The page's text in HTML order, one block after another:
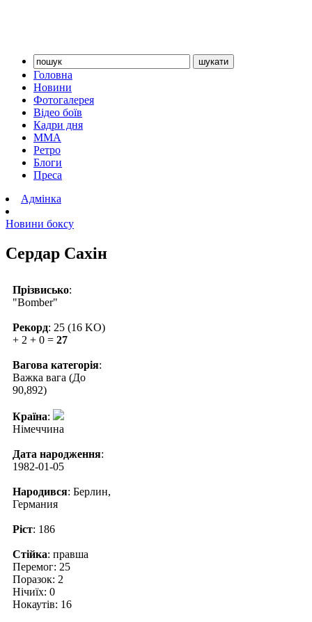
Головна
Новини
Фотогалерея
Відео боїв
Кадри дня
ММА
Ретро
Блоги
Преса
Адмінка
Новини боксу
Сердар Сахін
Прізвисько:
"Bomber"
Рекорд: 25 (16 KO)
+ 2 + 0 = 27
Вагова категорія:
Важка вага (До
90,892)
Країна:
Німеччина
Дата народження:
1982-01-05
Народився: Берлин,
Германия
Ріст: 186
Стійка: правша
Перемог: 25
Поразок: 2
Нічиїх: 0
Нокаутів: 16